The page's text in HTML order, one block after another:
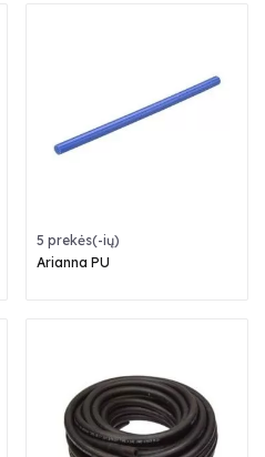
5 prekės(-ių)
Arianna PU